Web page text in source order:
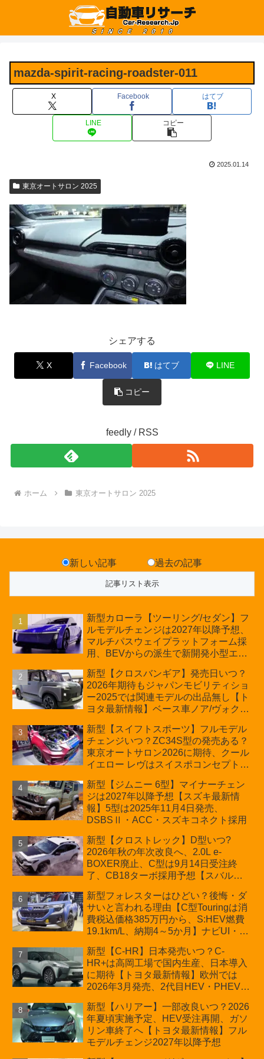
mazda-spirit-racing-roadster-011
X Facebook はてブ
LINE コピー
2025.01.14
東京オートサロン 2025
シェアする
X Facebook はてブ LINE
コピー
feedly / RSS
ホーム 東京オートサロン 2025
新しい記事 過去の記事
新型カローラ【ツーリング/セダン】フ
ルモデルチェンジは2027年以降予想、
マルチパスウェイプラットフォーム採
用、BEVからの派生で新開発小型エン
の採用は無しか【トヨタ最新情報】60
周年記念車発売
新型【クロスバンギア】発売日いつ？
2026年期待もジャパンモビリティショ
ー2025では関連モデルの出品無し【ト
ヨタ最新情報】ベース車ノア/ヴォクシ
ほか「コア」と「ツール」、デリカ
D:5対抗のクロスオーバーSUVミニバ
ン
新型【スイフトスポーツ】フルモデル
チェンジいつ？ZC34S型の発売ある？
東京オートサロン2026に期待、クール
イエロー レヴはスイスポコンセプト
プが争点【スズキ最新情報】特別仕様
車「ZC33S Final Edition」終了
新型【ジムニー 6型】マイナーチェン
ジは2027年以降予想【スズキ最新情
報】5型は2025年11月4日発売、
DSBSⅡ・ACC・スズキコネクト採用
新型【クロストレック】D型いつ?
2026年秋の年次改良へ、2.0L e-
BOXER廃止、C型は9月14日受注終
了、CB18ターボ採用予想【スバル最
新型フォレスターはひどい？後悔・ダ
サいと言われる理由【C型Touringは消
費税込価格385万円から、S:HEV燃費
19.1km/L、納期4～5か月】ナビUI・冬
カーオブザイヤーとJNCAP大賞受賞後
も残る注意点
新型【C-HR】日本発売いつ？C-
HR+は高岡工場で国内生産、日本導入
に期待【トヨタ最新情報】欧州では
2026年3月発売、2代目HEV・PHEVは
新型【ハリアー】一部改良いつ？2026
年夏頃実施予定、HEV受注再開、ガソ
リン車終了へ【トヨタ最新情報】フル
モデルチェンジ2027年以降予想